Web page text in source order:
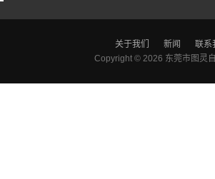
关于我们 新闻
联系
Copyright © 2026 东莞市图灵